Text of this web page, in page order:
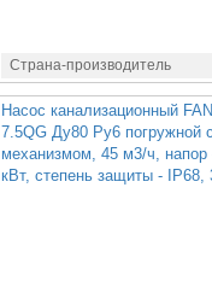
Страна-производитель
Насос канализационный
7.5QG Ду80 Ру6 погружной
механизмом, 45 м3/ч,
кВт, степень защиты - IP68,